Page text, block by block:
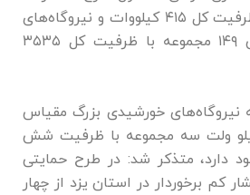
تعداد ۲۲ مجموعه با ظرفیت کل ۴۱۵ کیلووات و نیروگاه‌های
مشمول خرید تضمینی ۱۴۹ مجموعه با ظرفیت کل ۳۵۳۵
نیروگاه‌های خورشیدی بزرگ مقیاس
به شبکه ۲۰ کیلو ولت سه مجموعه با ظرفیت شش
دارد، متذکر شد: در طرح حمایتی
کم برخوردار در استان یزد از چهار